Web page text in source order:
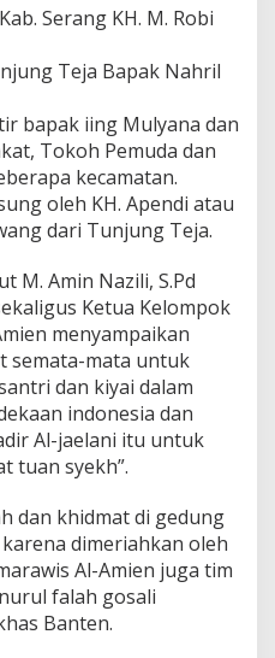
Serang KH. M. Robi
Teja Bapak Nahril
bapak iing Mulyana dan
Tokoh Pemuda dan
kecamatan.
oleh KH. Apendi atau
dari Tunjung Teja.
M. Amin Nazili, S.Pd
Ketua Kelompok
menyampaikan
semata-mata untuk
dan kiyai dalam
indonesia dan
Al-jaelani itu untuk
tuan syekh”.
dan khidmat di gedung
dimeriahkan oleh
Al-Amien juga tim
falah gosali
Banten.